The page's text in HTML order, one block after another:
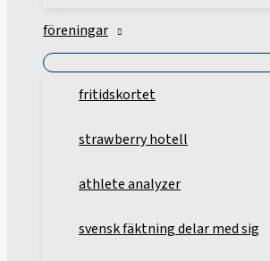
föreningar
fritidskortet
strawberry hotell
athlete analyzer
svensk fäktning delar med sig